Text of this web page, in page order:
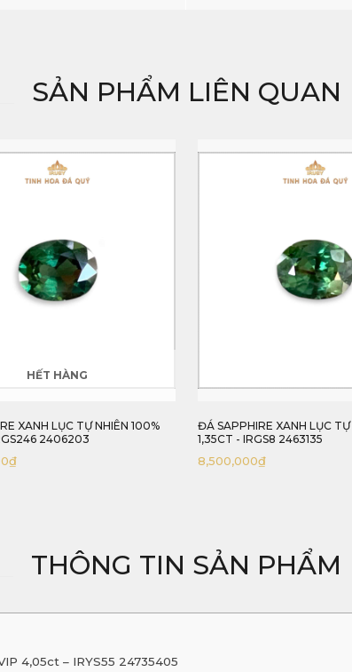
SẢN PHẨM LIÊN QUAN
HẾT HÀNG
XANH LỤC TỰ NHIÊN 100%
2406203
₫
ĐÁ SAPPHIRE XANH LỤC TỰ
1,35CT - IRGS8 2463135
8,500,000₫
THÔNG TIN SẢN PHẨM
4,05ct – IRYS55 24735405